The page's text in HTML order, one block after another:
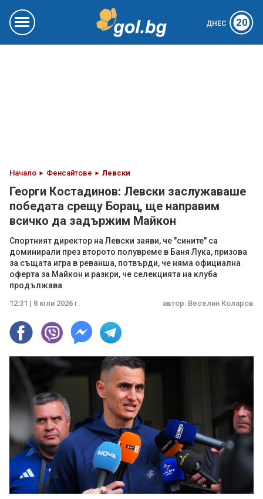
ДНЕС 20
Начало Фенсайтове Левски
Георги Костадинов: Левски заслужаваше
победата срещу Борац, ще направим
всичко да задържим Майкон
Спортният директор на Левски заяви, че "сините" са
доминирали през второто полувреме в Баня Лука, призова
за същата игра в реванша, потвърди, че няма официална
оферта за Майкон и разкри, че селекцията на клуба
продължава
12:31 | 8 юли 2026 г. автор: Веселин Коларов